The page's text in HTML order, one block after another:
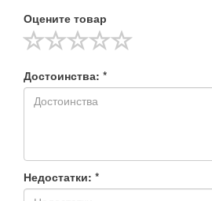
Оцените товар
Достоинства: *
Недостатки: *